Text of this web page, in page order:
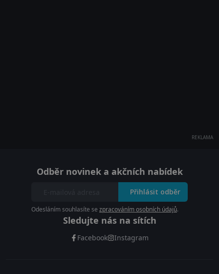
REKLAMA
Odběr novinek a akčních nabídek
Přihlásit odběr
Odesláním souhlasíte se zpracováním osobních údajů.
Sledujte nás na sítích
Facebook Instagram